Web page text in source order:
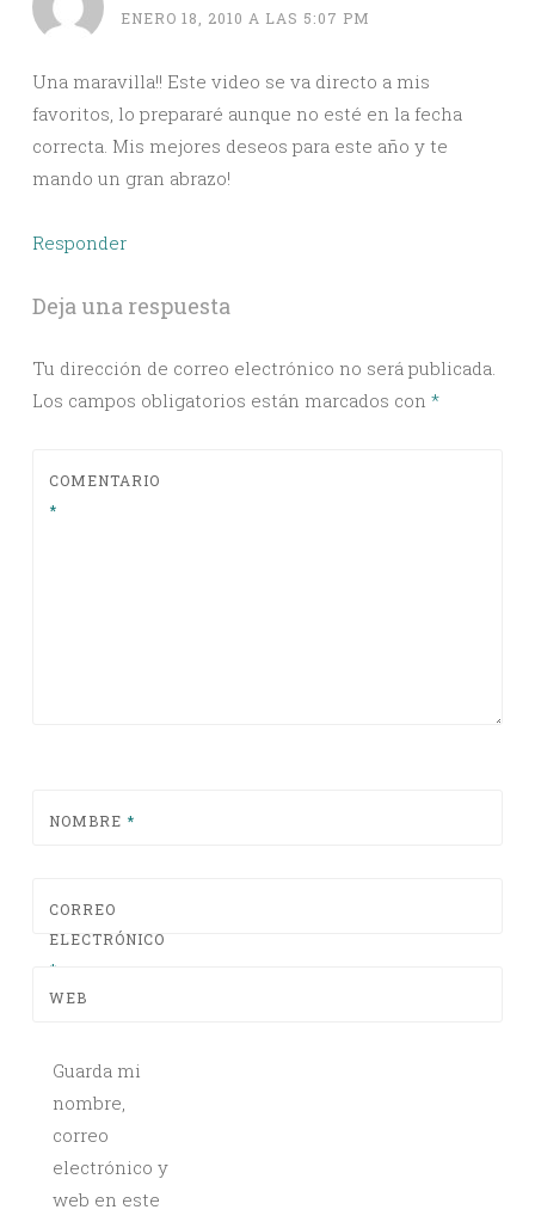
ENERO 18, 2010 A LAS 5:07 PM
Una maravilla!! Este video se va directo a mis
favoritos, lo prepararé aunque no esté en la fecha
correcta. Mis mejores deseos para este año y te
mando un gran abrazo!
Responder
Deja una respuesta
Tu dirección de correo electrónico no será publicada.
Los campos obligatorios están marcados con *
COMENTARIO
*
NOMBRE *
CORREO
ELECTRÓNICO
*
WEB
Guarda mi
nombre,
correo
electrónico y
web en este